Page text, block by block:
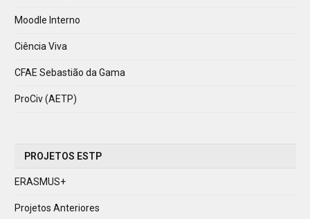
Moodle Interno
Ciência Viva
CFAE Sebastião da Gama
ProCiv (AETP)
PROJETOS ESTP
ERASMUS+
Projetos Anteriores